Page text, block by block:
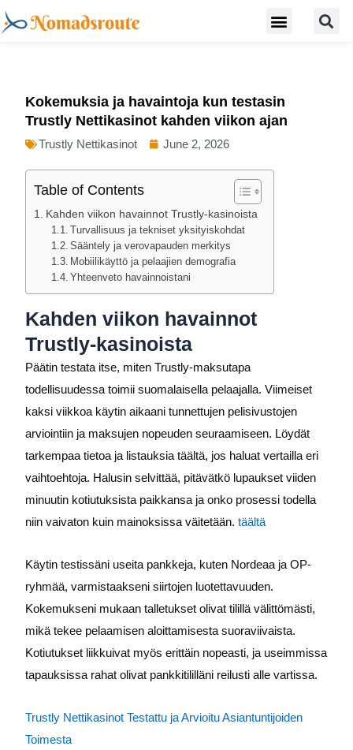
Skip
to
Menu
Kokemuksia ja havaintoja kun testasin
Trustly Nettikasinot kahden viikon ajan
Trustly Nettikasinot June 2, 2026
Table of Contents
Kahden viikon havainnot Trustly-kasinoista
Turvallisuus ja tekniset yksityiskohdat
Sääntely ja verovapauden merkitys
Mobiilikäyttö ja pelaajien demografia
Yhteenveto havainnoistani
Kahden viikon havainnot
Trustly-kasinoista
Päätin testata itse, miten Trustly-maksutapa
todellisuudessa toimii suomalaisella pelaajalla. Viimeiset
kaksi viikkoa käytin aikaani tunnettujen pelisivustojen
arviointiin ja maksujen nopeuden seuraamiseen. Löydät
tarkempaa tietoa ja listauksia täältä, jos haluat vertailla eri
vaihtoehtoja. Halusin selvittää, pitävätkö lupaukset viiden
minuutin kotiutuksista paikkansa ja onko prosessi todella
niin vaivaton kuin mainoksissa väitetään.täältä
Käytin testissäni useita pankkeja, kuten Nordeaa ja OP-
ryhmää, varmistaakseni siirtojen luotettavuuden.
Kokemukseni mukaan talletukset olivat tilillä välittömästi,
mikä tekee pelaamisen aloittamisesta suoraviivaista.
Kotiutukset liikkuivat myös erittäin nopeasti, ja useimmissa
tapauksissa rahat olivat pankkitililläni reilusti alle vartissa.
Trustly Nettikasinot Testattu ja Arvioitu Asiantuntijoiden
Toimesta